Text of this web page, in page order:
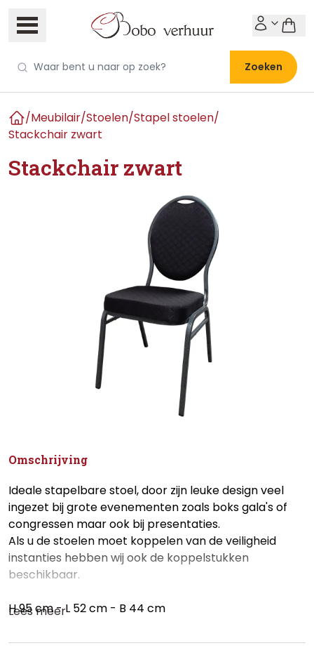
Zoeken
Home
/Meubilair/Stoelen/Stapel stoelen/
Stackchair zwart
Stackchair zwart
Omschrijving
Ideale stapelbare stoel, door zijn leuke design veel
ingezet bij grote evenementen zoals boks gala's of
congressen maar ook bij presentaties.
Als u de stoelen moet koppelen van de veiligheid
instanties hebben wij ook de koppelstukken
beschikbaar.
H 95 cm - L 52 cm - B 44 cm
Lees meer